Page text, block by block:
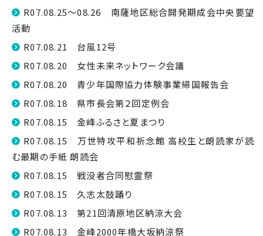
R07.08.25～08.26 南薩地区総合開発期成会中央要望
活動
R07.08.21 台風12号
R07.08.20 女性未来ネットワーク会議
R07.08.20 青少年国際協力体験事業帰国報告会
R07.08.18 県市長会第２回定例会
R07.08.15 金峰ふるさと夏まつり
R07.08.15 万世特攻平和祈念館 高校生と朗読家が読
む最期の手紙 朗読会
R07.08.15 戦没者合同慰霊祭
R07.08.15 久志太鼓踊り
R07.08.13 第21回清原地区納涼大会
R07.08.13 金峰2000年橋大坂納涼祭